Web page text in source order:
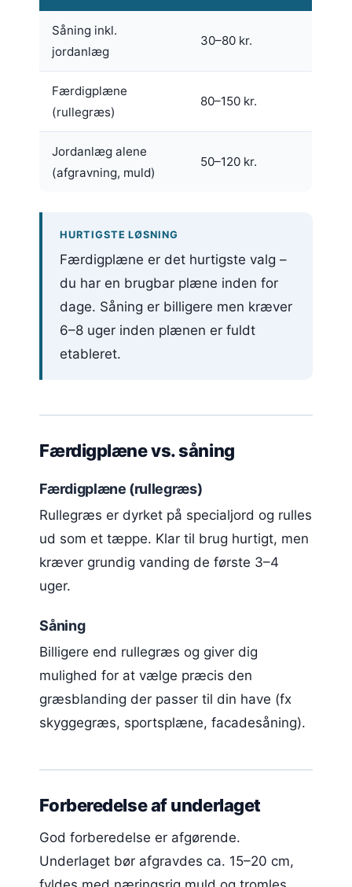
Såning inkl.
jordanlæg
30–80 kr.
Færdigplæne
(rullegræs)
80–150 kr.
Jordanlæg alene
(afgravning, muld)
50–120 kr.
HURTIGSTE LØSNING
Færdigplæne er det hurtigste valg –
du har en brugbar plæne inden for
dage. Såning er billigere men kræver
6–8 uger inden plænen er fuldt
etableret.
Færdigplæne vs. såning
Færdigplæne (rullegræs)
Rullegræs er dyrket på specialjord og rulles
ud som et tæppe. Klar til brug hurtigt, men
kræver grundig vanding de første 3–4
uger.
Såning
Billigere end rullegræs og giver dig
mulighed for at vælge præcis den
græsblanding der passer til din have (fx
skyggegræs, sportsplæne, facadesåning).
Forberedelse af underlaget
God forberedelse er afgørende.
Underlaget bør afgravdes ca. 15–20 cm,